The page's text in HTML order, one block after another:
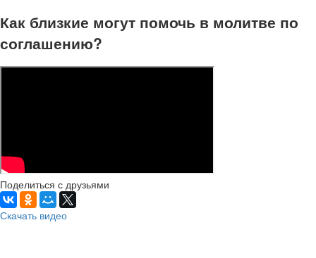
Как близкие могут помочь в молитве по
соглашению?
Поделиться с друзьями
Скачать видео